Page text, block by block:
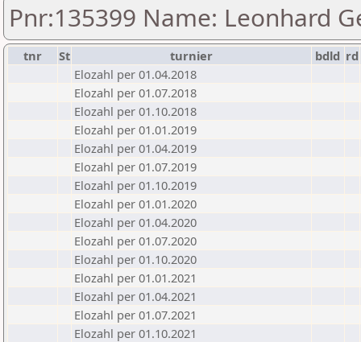
Pnr:135399 Name: Leonhard
tnr St turnier bdld rd
Elozahl per 01.04.2018
Elozahl per 01.07.2018
Elozahl per 01.10.2018
Elozahl per 01.01.2019
Elozahl per 01.04.2019
Elozahl per 01.07.2019
Elozahl per 01.10.2019
Elozahl per 01.01.2020
Elozahl per 01.04.2020
Elozahl per 01.07.2020
Elozahl per 01.10.2020
Elozahl per 01.01.2021
Elozahl per 01.04.2021
Elozahl per 01.07.2021
Elozahl per 01.10.2021